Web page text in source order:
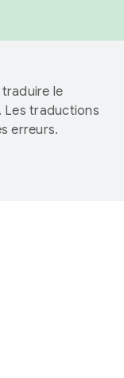
le
Les traductions
erreurs.